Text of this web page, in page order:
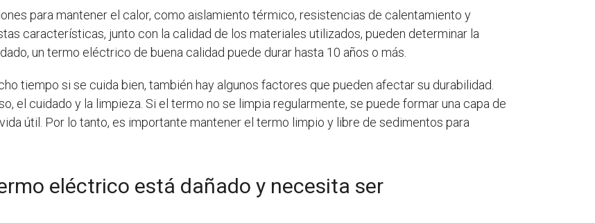
para mantener el calor, como aislamiento térmico, resistencias de calentamiento y
características, junto con la calidad de los materiales utilizados, pueden determinar la
un termo eléctrico de buena calidad puede durar hasta 10 años o más.
tiempo si se cuida bien, también hay algunos factores que pueden afectar su durabilidad.
el cuidado y la limpieza. Si el termo no se limpia regularmente, se puede formar una capa de
útil. Por lo tanto, es importante mantener el termo limpio y libre de sedimentos para
eléctrico está dañado y necesita ser